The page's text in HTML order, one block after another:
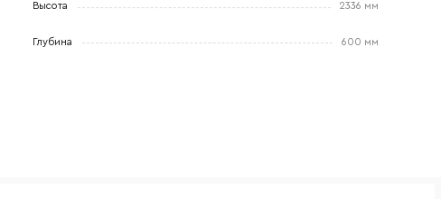
Высота 2336 мм
Глубина 600 мм